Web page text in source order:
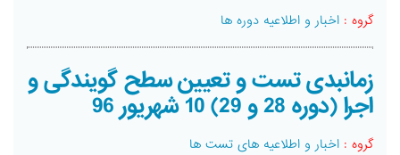
گروه : اخبار و اطلاعیه دوره ها
زمانبدی تست و تعیین سطح گویندگی و
اجرا (دوره 28 و 29) 10 شهریور 96
گروه : اخبار و اطلاعیه های تست ها